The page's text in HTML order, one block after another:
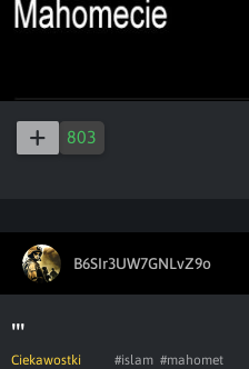
803
B6SIr3UW7GNLvZ9o
'''
Ciekawostki #islam #mahomet